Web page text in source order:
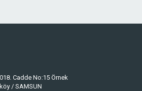
Cadde No:15 Örnek
/ SAMSUN